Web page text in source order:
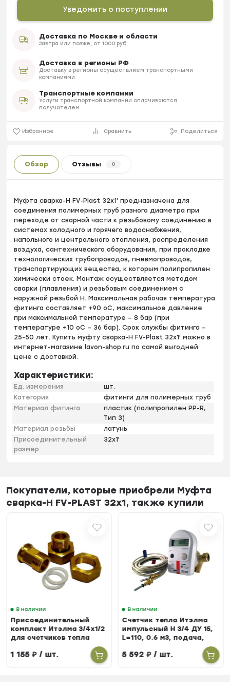
Уведомить о поступлении
Доставка по Москве и области
Завтра или позже, от 1000 руб.
Доставка в регионы РФ
Доставку в регионы осуществляем транспортными
компаниями
Транспортные компании
Услуги транспортной компании оплачиваются
получателем
Избранное Сравнить Поделиться
Обзор Отзывы 0
Муфта сварка-H FV-Plast 32х1' предназначена для
соединения полимерных труб разного диаметра при
переходе от сварной части к резьбовому соединению в
системах холодного и горячего водоснабжения,
напольного и центрального отопления, распределения
воздуха, сантехнического оборудования, при прокладке
технологических трубопроводов, пневмопроводов,
транспортирующих вещества, к которым полипропилен
химически стоек. Монтаж осуществляется методом
сварки (плавления) и резьбовым соединением с
наружной резьбой H. Максимальная рабочая температура
фитинга составляет +90 оС, максимальное давление
при максимальной температуре – 8 бар (при
температуре +10 оС – 36 бар). Срок службы фитинга –
25-50 лет. Купить муфту сварка-H FV-Plast 32х1' можно в
интернет-магазине lavon-shop.ru по самой выгодней
цене с доставкой.
Характеристики:
Ед. измерения
шт.
Категория
фитинги для полимерных труб
Материал фитинга
пластик (полипропилен PP-R,
Тип 3)
Материал резьбы
латунь
Присоединительный
размер
32х1'
Покупатели, которые приобрели Муфта
сварка-Н FV-PLAST 32х1, также купили
В наличии
Присоединительный
комплект Итэлма 3/4х1/2
для счетчиков тепла
1 155₽/ шт.
В наличии
Счетчик тепла Итэлма
импульсный Н 3/4 ДУ 15,
L=110, 0.6 м3, подача,
5 592₽/ шт.